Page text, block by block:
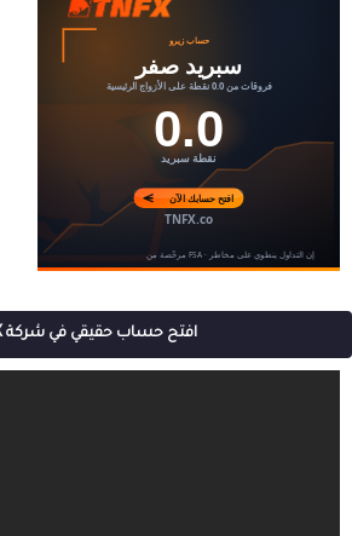
افتح حساب حقيقي في شركة TNFX